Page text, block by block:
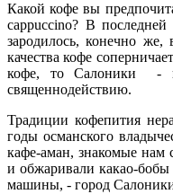
Какой кофе вы
cappuccino? В
зародилось, конечно
качества кофе
кофе, то Салоники -
священнодействию.
Традиции кофепития
годы османского
кафе-аман, знакомые нам
и обжаривали какао-
машины, - город Салоники